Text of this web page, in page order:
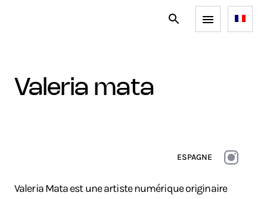
valeria mata
ESPAGNE
Valeria Mata est une artiste numérique originaire